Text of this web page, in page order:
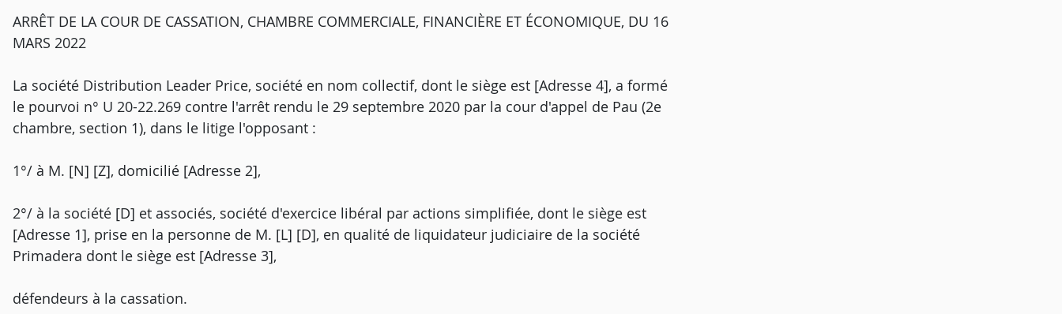
ARRÊT DE LA COUR DE CASSATION, CHAMBRE COMMERCIALE, FINANCIÈRE ET ÉCONOMIQUE, DU 16
MARS 2022
La société Distribution Leader Price, société en nom collectif, dont le siège est [Adresse 4], a formé
le pourvoi n° U 20-22.269 contre l'arrêt rendu le 29 septembre 2020 par la cour d'appel de Pau (2e
chambre, section 1), dans le litige l'opposant :
1°/ à M. [N] [Z], domicilié [Adresse 2],
2°/ à la société [D] et associés, société d'exercice libéral par actions simplifiée, dont le siège est
[Adresse 1], prise en la personne de M. [L] [D], en qualité de liquidateur judiciaire de la société
Primadera dont le siège est [Adresse 3],
défendeurs à la cassation.